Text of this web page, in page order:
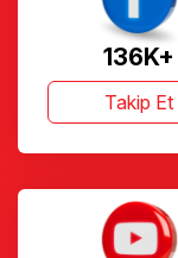
136K+
Takip Et